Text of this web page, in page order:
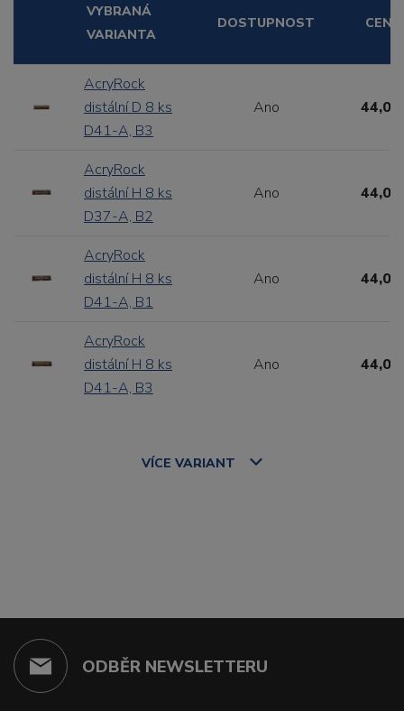
VYBRANÁ
VARIANTA
DOSTUPNOST CENA
AcryRock
distální D 8 ks
D41-A, B3
Ano 44,00
AcryRock
distální H 8 ks
D37-A, B2
Ano 44,00
AcryRock
distální H 8 ks
D41-A, B1
Ano 44,00
AcryRock
distální H 8 ks
D41-A, B3
Ano 44,00
VÍCE VARIANT
ODBĚR NEWSLETTERU